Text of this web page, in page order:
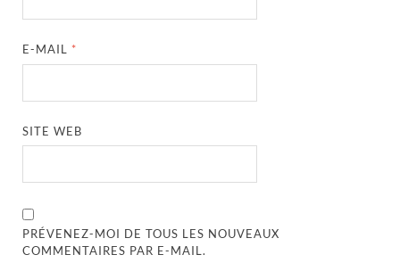
E-MAIL *
SITE WEB
PRÉVENEZ-MOI DE TOUS LES NOUVEAUX
COMMENTAIRES PAR E-MAIL.